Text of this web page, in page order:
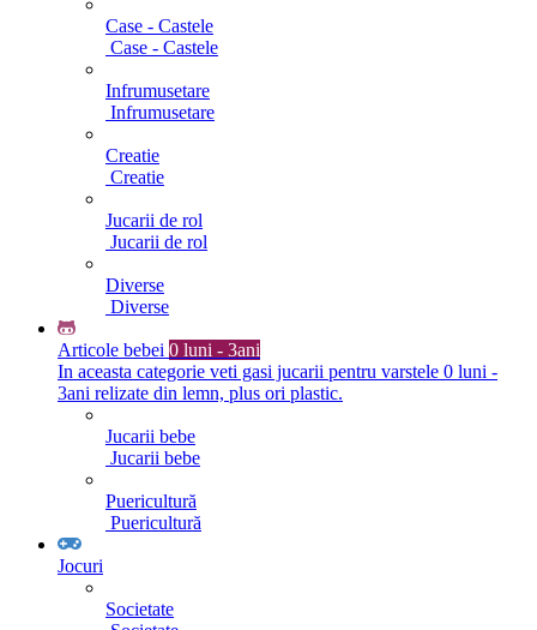
Case - Castele
Case - Castele
Infrumusetare
Infrumusetare
Creatie
Creatie
Jucarii de rol
Jucarii de rol
Diverse
Diverse
Articole bebei 0 luni - 3ani
In aceasta categorie veti gasi jucarii pentru varstele 0 luni -
3ani relizate din lemn, plus ori plastic.
Jucarii bebe
Jucarii bebe
Puericultură
Puericultură
Jocuri
Societate